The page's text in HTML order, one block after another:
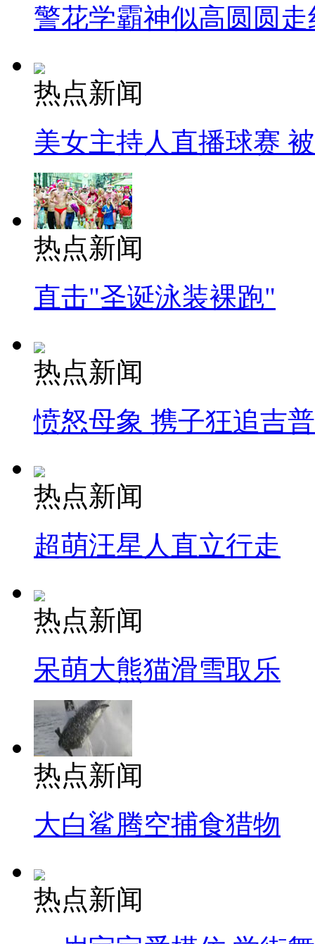
警花学霸神似高圆圆走
热点新闻
美女主持人直播球赛
热点新闻
直击"圣诞泳装裸跑"
热点新闻
愤怒母象 携子狂追吉
热点新闻
超萌汪星人直立行走
热点新闻
呆萌大熊猫滑雪取乐
热点新闻
大白鲨腾空捕食猎物
热点新闻